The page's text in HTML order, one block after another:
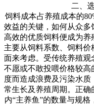
二、
饲料成本占养殖成本的
效益的关键，如何从众
高效的优质饲料便成为
主要从饲料系数、饲料
面来考虑。受传统养殖观
不愿或不敢投喂价格较
度而造成浪费及污染水
常生长及养殖周期。正
内“主养鱼”的数量与规格